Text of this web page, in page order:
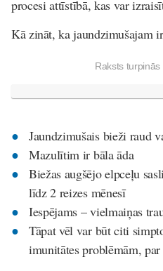
procesi attīstībā, kas var
Kā zināt, ka jaundzimušajam
Raksts
Jaundzimušais bieži raud
Mazulītim ir bāla āda
Biežas augšējo elpceļu
līdz 2 reizes mēnesī
Iespējams – vielmaiņas
Tāpat vēl var būt citi
imunitātes problēmām,